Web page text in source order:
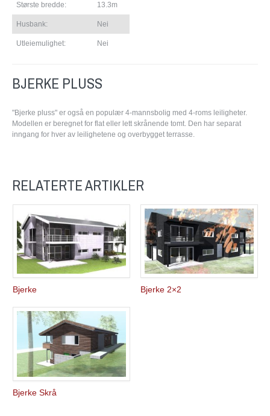
Største bredde: 13.3m
Husbank: Nei
Utleiemulighet: Nei
BJERKE PLUSS
"Bjerke pluss" er også en populær 4-mannsbolig med 4-roms leiligheter.
Modellen er beregnet for flat eller lett skrånende tomt. Den har separat
inngang for hver av leilighetene og overbygget terrasse.
RELATERTE ARTIKLER
Bjerke Bjerke 2×2
Bjerke Skrå